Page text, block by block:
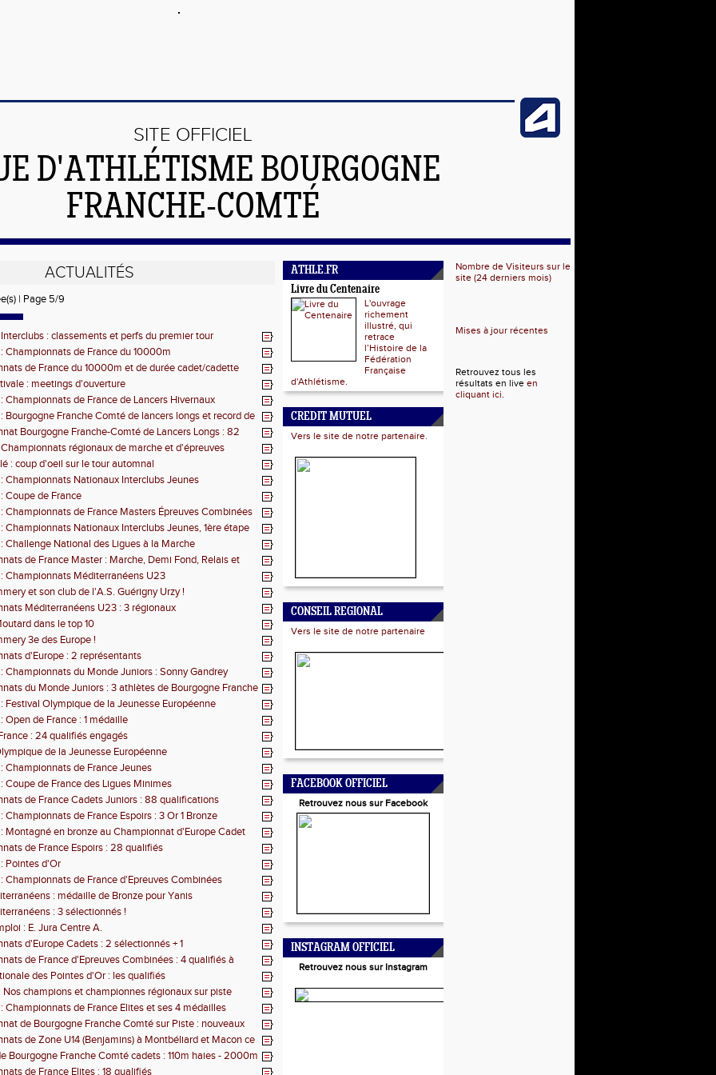
SITE OFFICIEL
D'ATHLÉTISME BOURGOGNE
FRANCHE-COMTÉ
ACTUALITÉS
| Page 5/9
: classements et perfs du premier tour
Championnats de France du 10000m
de France du 10000m et de durée cadet/cadette
: meetings d'ouverture
Championnats de France de Lancers Hivernaux
Bourgogne Franche Comté de lancers longs et record de
Bourgogne Franche-Comté de Lancers Longs : 82
régionaux de marche et d'épreuves
en salle
: coup d'oeil sur le tour automnal
Championnats Nationaux Interclubs Jeunes
Coupe de France
Championnats de France Masters Épreuves Combinées
Championnats Nationaux Interclubs Jeunes, 1ère étape
Challenge National des Ligues à la Marche
de France Master : Marche, Demi Fond, Relais et
Championnats Méditerranéens U23
et son club de l'A.S. Guérigny Urzy !
Méditerranéens U23 : 3 régionaux
dans le top 10
3e des Europe !
d'Europe : 2 représentants
Championnats du Monde Juniors : Sonny Gandrey
du Monde Juniors : 3 athlètes de Bourgogne Franche
Festival Olympique de la Jeunesse Européenne
Open de France : 1 médaille
: 24 qualifiés engagés
de la Jeunesse Européenne
Championnats de France Jeunes
Coupe de France des Ligues Minimes
de France Cadets Juniors : 88 qualifications
Championnats de France Espoirs : 3 Or 1 Bronze
Montagné en bronze au Championnat d'Europe Cadet
de France Espoirs : 28 qualifiés
Pointes d'Or
Championnats de France d'Epreuves Combinées
: médaille de Bronze pour Yanis
: 3 sélectionnés !
: E. Jura Centre A.
d'Europe Cadets : 2 sélectionnés + 1
de France d'Epreuves Combinées : 4 qualifiés à
des Pointes d'Or : les qualifiés
Nos champions et championnes régionaux sur piste
Championnats de France Elites et ses 4 médailles
de Bourgogne Franche Comté sur Piste : nouveaux
composition concours barres
de Zone U14 (Benjamins) à Montbéliard et Macon ce
Bourgogne Franche Comté cadets : 110m haies - 2000m
haies
de France Elites : 18 qualifiés
ATHLE.FR
Livre du Centenaire
L'ouvrage
richement
illustré, qui
retrace
l’Histoire de la
Fédération
Française
d'Athlétisme.
CREDIT MUTUEL
Vers le site de notre partenaire.
CONSEIL REGIONAL
Vers le site de notre partenaire
FACEBOOK OFFICIEL
Retrouvez nous sur Facebook
INSTAGRAM OFFICIEL
Retrouvez nous sur Instagram
Nombre de Visiteurs sur le
site (24 derniers mois)
Mises à jour récentes
Retrouvez tous les
résultats en live en
cliquant ici.